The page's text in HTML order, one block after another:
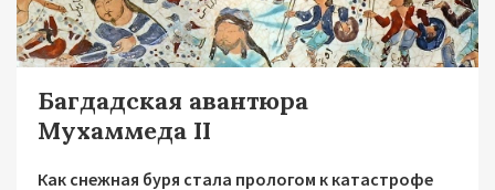
Багдадская авантюра
Мухаммеда II
Как снежная буря стала прологом к катастрофе